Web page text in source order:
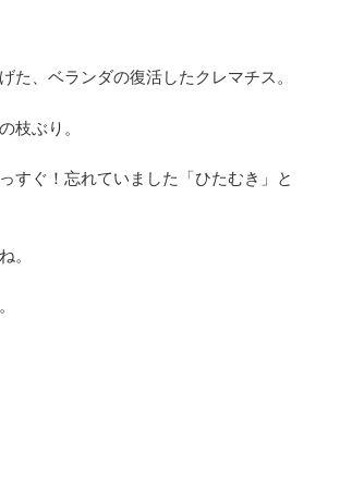
た、ベランダの復活したクレマチス。
枝ぶり。
すぐ！忘れていました「ひたむき」と
。